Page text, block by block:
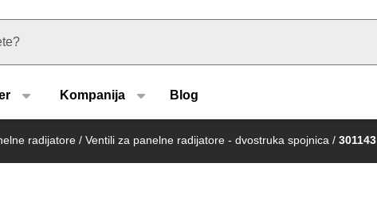
Kompanija Blog
radijatore / Ventili za panelne radijatore - dvostruka spojnica / 301143